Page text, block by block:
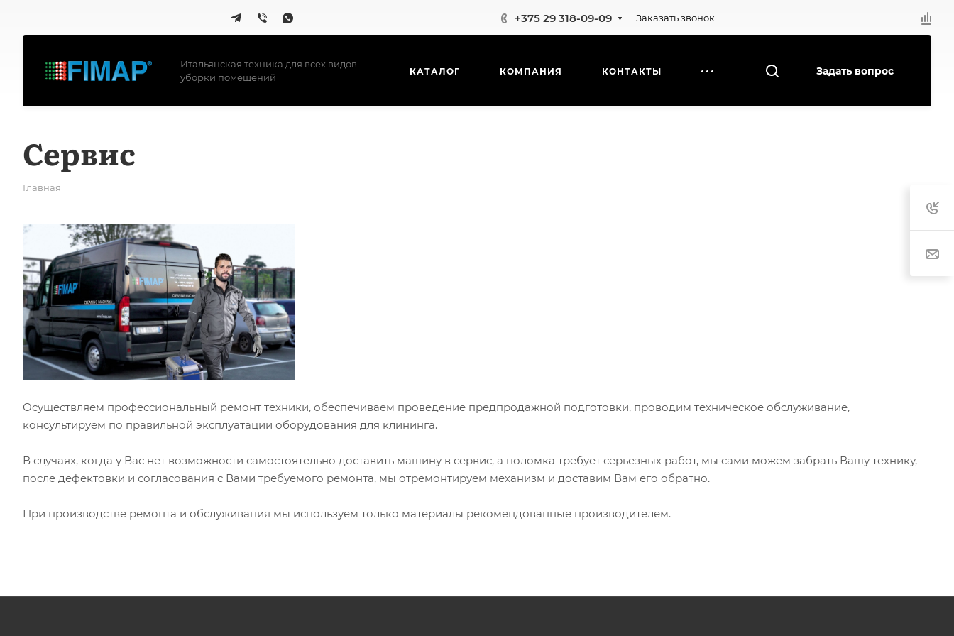
+375 29 318-09-09 Заказать звонок
Итальянская техника для всех видов
уборки помещений
КАТАЛОГ КОМПАНИЯ КОНТАКТЫ Задать вопрос
Сервис
Главная
Осуществляем профессиональный ремонт техники, обеспечиваем проведение предпродажной подготовки, проводим техническое обслуживание,
консультируем по правильной эксплуатации оборудования для клининга.
В случаях, когда у Вас нет возможности самостоятельно доставить машину в сервис, а поломка требует серьезных работ, мы сами можем забрать Вашу технику,
после дефектовки и согласования с Вами требуемого ремонта, мы отремонтируем механизм и доставим Вам его обратно.
При производстве ремонта и обслуживания мы используем только материалы рекомендованные производителем.